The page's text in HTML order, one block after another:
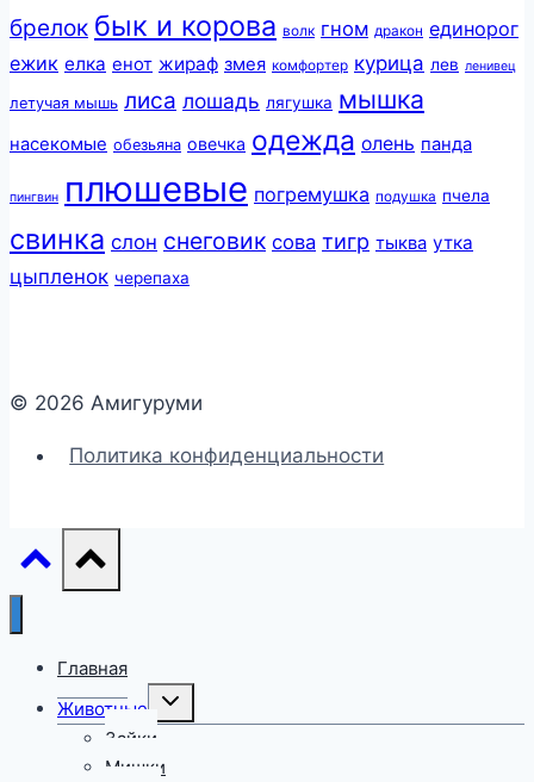
брелок бык и корова волк гном дракон единорог
ежик елка енот жираф змея комфортер курица лев ленивец
летучая мышь лиса лошадь лягушка мышка
насекомые обезьяна овечка одежда олень панда
пингвин плюшевые погремушка подушка пчела
свинка слон снеговик сова тигр тыква утка
цыпленок черепаха
© 2026 Амигуруми
Политика конфиденциальности
Главная
Животные
Переключить
дочернее
меню
Зайки
Мишки